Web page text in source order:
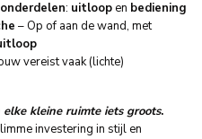
: uitloopen bediening
– Op of aan de wand, met
vereist vaak (lichte)
kleine ruimte iets groots.
investering in stijl en